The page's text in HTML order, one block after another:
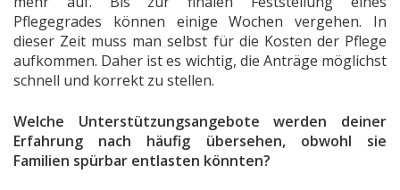
Pflegegrades können einige Wochen vergehen. In
dieser Zeit muss man selbst für die Kosten der Pflege
aufkommen. Daher ist es wichtig, die Anträge möglichst
schnell und korrekt zu stellen.
Welche Unterstützungsangebote werden deiner
Erfahrung nach häufig übersehen, obwohl sie
Familien spürbar entlasten könnten?